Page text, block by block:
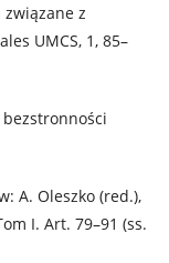
związane z
UMCS, 1, 85–
bezstronności
A. Oleszko (red.),
I. Art. 79–91 (ss.